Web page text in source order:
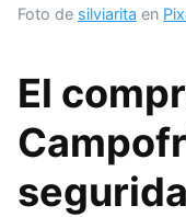
Foto de silviarita en
El